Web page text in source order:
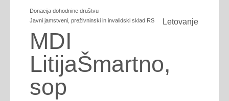
Donacija dohodnine društvu
Javni jamstveni, preživninski in invalidski sklad RS
Letovanje
MDI
LitijaŠmartno,
sop